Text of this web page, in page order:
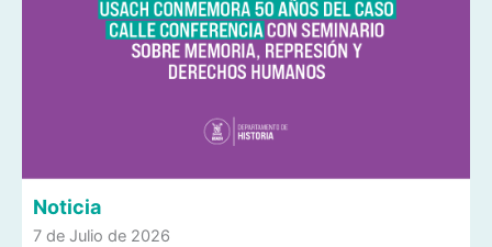
Noticia
7 de Julio de 2026